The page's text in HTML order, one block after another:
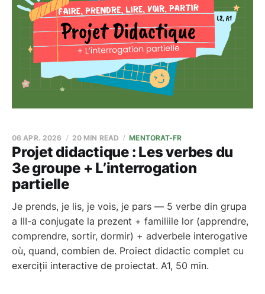
Projet didactique : Les verbes du
3e groupe + L’interrogation
partielle
06 APR. 2026 20 MIN READ MENTORAT-FR
Je prends, je lis, je vois, je pars — 5 verbe din grupa
a III-a conjugate la prezent + familiile lor (apprendre,
comprendre, sortir, dormir) + adverbele interogative
où, quand, combien de. Proiect didactic complet cu
exerciții interactive de proiectat. A1, 50 min.